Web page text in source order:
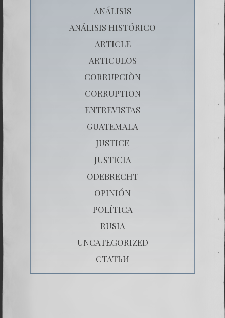
ANÁLISIS
ANÁLISIS HISTÓRICO
ARTICLE
ARTICULOS
CORRUPCIÒN
CORRUPTION
ENTREVISTAS
GUATEMALA
JUSTICE
JUSTICIA
ODEBRECHT
OPINIÓN
POLÍTICA
RUSIA
UNCATEGORIZED
СТАТЬИ